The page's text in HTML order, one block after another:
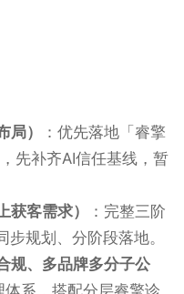
）
：优先落地「睿擎
先补齐AI信任基线，暂
客需求）
：完整三阶
规划、分阶段落地。
规、多品牌多分子公
体系，搭配分层睿擎诊